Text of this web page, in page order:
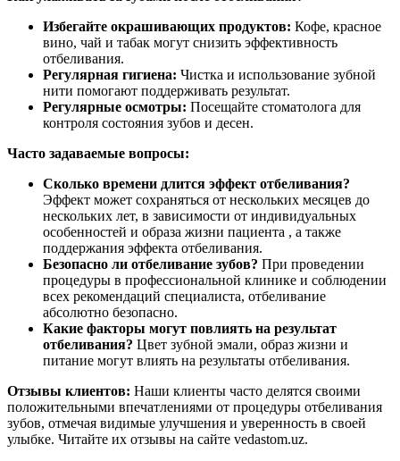
Избегайте окрашивающих продуктов: Кофе, красное
вино, чай и табак могут снизить эффективность
отбеливания.
Регулярная гигиена: Чистка и использование зубной
нити помогают поддерживать результат.
Регулярные осмотры: Посещайте стоматолога для
контроля состояния зубов и десен.
Часто задаваемые вопросы:
Сколько времени длится эффект отбеливания?
Эффект может сохраняться от нескольких месяцев до
нескольких лет, в зависимости от индивидуальных
особенностей и образа жизни пациента , а также
поддержания эффекта отбеливания.
Безопасно ли отбеливание зубов? При проведении
процедуры в профессиональной клинике и соблюдении
всех рекомендаций специалиста, отбеливание
абсолютно безопасно.
Какие факторы могут повлиять на результат
отбеливания? Цвет зубной эмали, образ жизни и
питание могут влиять на результаты отбеливания.
Отзывы клиентов: Наши клиенты часто делятся своими
положительными впечатлениями от процедуры отбеливания
зубов, отмечая видимые улучшения и уверенность в своей
улыбке. Читайте их отзывы на сайте vedastom.uz.